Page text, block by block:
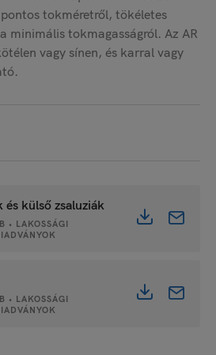
tokméretről, tökéletes
minimális tokmagasságról. Az AR
vagy sínen, és karral vagy
és külső zsaluziák
• LAKOSSÁGI
• LAKOSSÁGI